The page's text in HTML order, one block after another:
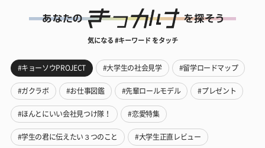
気になる #キーワード をタッチ
#キョーソウPROJECT #大学生の社会見学 #留学ロードマップ
#ガクラボ #お仕事図鑑 #先輩ロールモデル #プレゼント
#ほんとにいい会社見つけ隊！ #恋愛特集
#学生の君に伝えたい３つのこと #大学生正直レビュー